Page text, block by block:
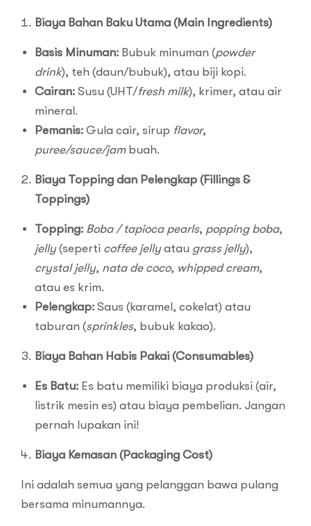
Biaya Bahan Baku Utama (Main Ingredients)
Basis Minuman: Bubuk minuman (powder
drink), teh (daun/bubuk), atau biji kopi.
Cairan: Susu (UHT/fresh milk), krimer, atau air
mineral.
Pemanis: Gula cair, sirup flavor,
puree/sauce/jambuah.
Biaya Topping dan Pelengkap (Fillings &
Toppings)
Topping: Boba / tapioca pearls, popping boba,
jelly(seperti coffee jellyatau grass jelly),
crystal jelly, nata de coco, whipped cream,
atau es krim.
Pelengkap: Saus (karamel, cokelat) atau
taburan (sprinkles, bubuk kakao).
Biaya Bahan Habis Pakai (Consumables)
Es Batu: Es batu memiliki biaya produksi (air,
listrik mesin es) atau biaya pembelian. Jangan
pernah lupakan ini!
Biaya Kemasan (Packaging Cost)
Ini adalah semua yang pelanggan bawa pulang
bersama minumannya.